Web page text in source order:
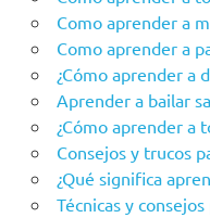
Como aprender a
Como aprender a
¿Cómo aprender a
Aprender a bailar
¿Cómo aprender a
Consejos y trucos
¿Qué significa
Técnicas y